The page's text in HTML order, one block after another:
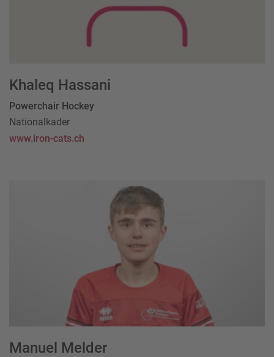
Khaleq Hassani
Powerchair Hockey
Nationalkader
www.iron-cats.ch
Manuel Melder